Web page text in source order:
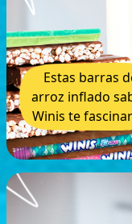
Estas barras
arroz inflado
Winis te